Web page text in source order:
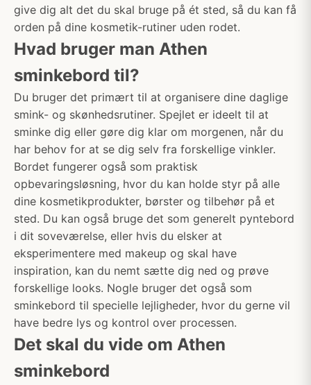
give dig alt det du skal bruge på ét sted, så du kan få
orden på dine kosmetik-rutiner uden rodet.
Hvad bruger man Athen
sminkebord til?
Du bruger det primært til at organisere dine daglige
smink- og skønhedsrutiner. Spejlet er ideelt til at
sminke dig eller gøre dig klar om morgenen, når du
har behov for at se dig selv fra forskellige vinkler.
Bordet fungerer også som praktisk
opbevaringsløsning, hvor du kan holde styr på alle
dine kosmetikprodukter, børster og tilbehør på et
sted. Du kan også bruge det som generelt pyntebord
i dit soveværelse, eller hvis du elsker at
eksperimentere med makeup og skal have
inspiration, kan du nemt sætte dig ned og prøve
forskellige looks. Nogle bruger det også som
sminkebord til specielle lejligheder, hvor du gerne vil
have bedre lys og kontrol over processen.
Det skal du vide om Athen
sminkebord